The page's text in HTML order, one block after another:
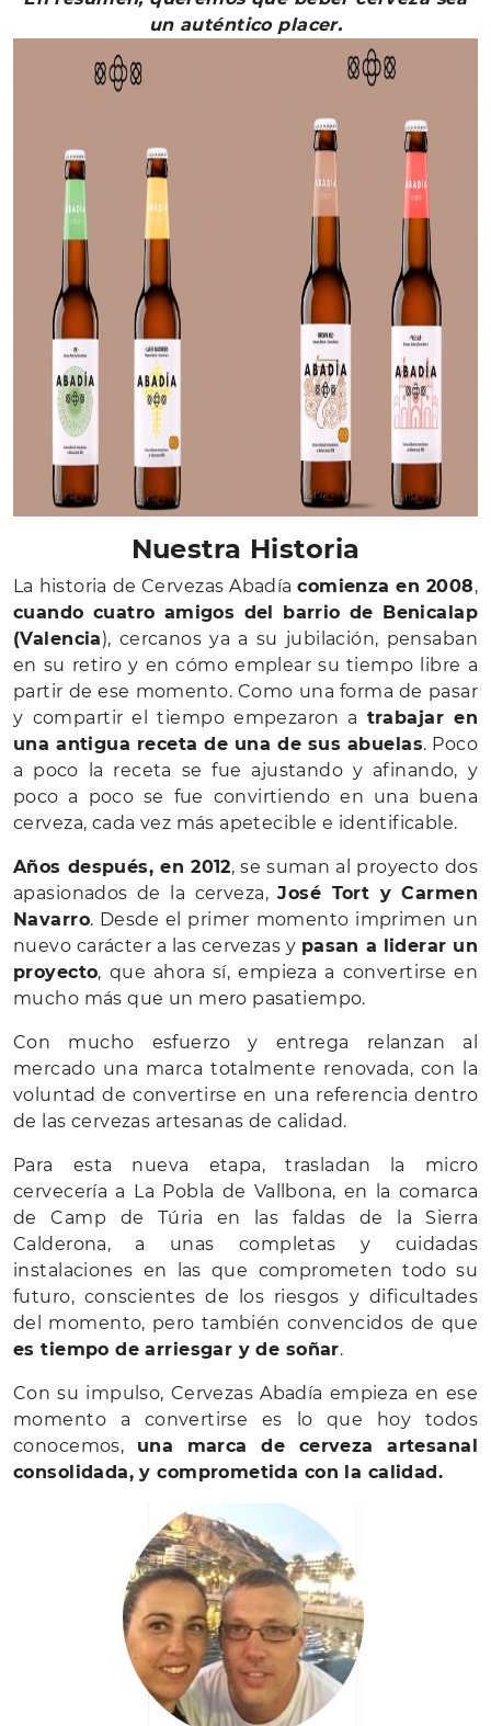
un auténtico placer.
Nuestra Historia
La historia de Cervezas Abadíacomienza en 2008,
cuando cuatro amigos del barrio de Benicalap
(Valencia), cercanos ya a su jubilación, pensaban
en su retiro y en cómo emplear su tiempo libre a
partir de ese momento. Como una forma de pasar
y compartir el tiempo empezaron a trabajar en
una antigua receta de una de sus abuelas. Poco
a poco la receta se fue ajustando y afinando, y
poco a poco se fue convirtiendo en una buena
cerveza, cada vez más apetecible e identificable.
Años después, en 2012, se suman al proyecto dos
apasionados de la cerveza,José Tort y Carmen
Navarro. Desde el primer momento imprimen un
nuevo carácter a las cervezas y pasan a liderar un
proyecto, que ahora sí, empieza a convertirse en
mucho más que un mero pasatiempo.
Con mucho esfuerzo y entrega relanzan al
mercado una marca totalmente renovada, con la
voluntad de convertirse en una referencia dentro
de las cervezas artesanas de calidad.
Para esta nueva etapa, trasladan la micro
cervecería a La Pobla de Vallbona, en la comarca
de Camp de Túria en las faldas de la Sierra
Calderona, a unas completas y cuidadas
instalaciones en las que comprometen todo su
futuro, conscientes de los riesgos y dificultades
del momento, pero también convencidos de que
es tiempo de arriesgar y de soñar.
Con su impulso, Cervezas Abadía empieza en ese
momento a convertirse es lo que hoy todos
conocemos, una marca de cerveza artesanal
consolidada, y comprometida con la calidad.